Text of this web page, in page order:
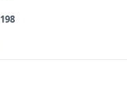
198